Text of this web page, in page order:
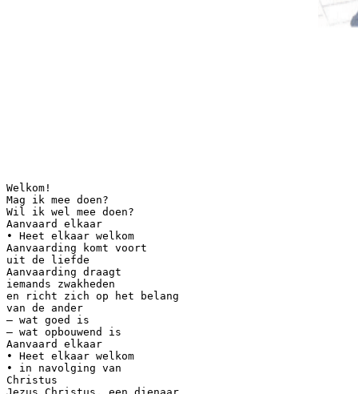
Welkom!
Mag ik mee doen?
Wil ik wel mee doen?
Aanvaard elkaar
• Heet elkaar welkom
Aanvaarding komt voort
uit de liefde
Aanvaarding draagt
iemands zwakheden
en richt zich op het belang
van de ander
– wat goed is
– wat opbouwend is
Aanvaard elkaar
• Heet elkaar welkom
• in navolging van
Christus